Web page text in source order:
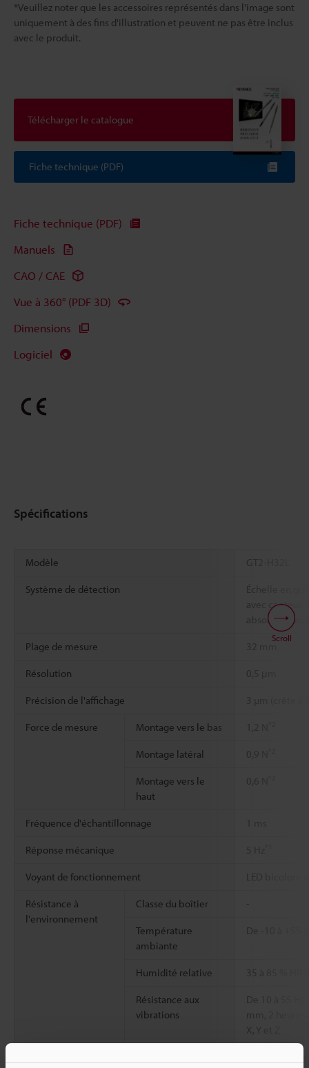
*Veuillez noter que les accessoires représentés dans l'image sont
uniquement à des fins d'illustration et peuvent ne pas être inclus
avec le produit.
Télécharger le catalogue
Fiche technique (PDF)
Fiche technique (PDF)
Manuels
CAO / CAE
Vue à 360° (PDF 3D)
Dimensions
Logiciel
Spécifications
Modèle GT2-H32L
Système de détection
Échelle en
avec capteur
absolue
Plage de mesure 32 mm
Résolution 0,5 μm
Précision de l'affichage 3 µm (crête à
Force de mesure Montage vers le bas
Montage latéral 0,9 N
Montage vers le
haut
0,6 N
Fréquence d'échantillonnage
Réponse mécanique 5 Hz
Voyant de fonctionnement
Résistance à
l'environnement
Classe du boîtier -
Température
ambiante
De -10 à +55
Humidité relative 35 à 85 % HR
Résistance aux
vibrations
De 10 à 55
mm, 2 heures
X, Y et Z
Scroll